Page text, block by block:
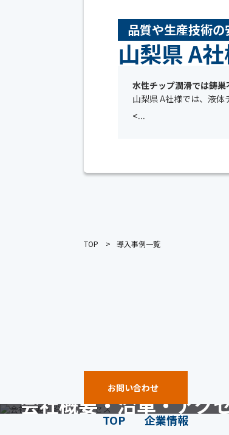
品質や生産技術の
山梨県 A
水性チップ潤滑では鋳
山梨県 A社様では、 液体
<...
TOP 導入事例一覧
お問い合わせ
会社概要・沿革・アク
Company Profile &
TOP 企業情報